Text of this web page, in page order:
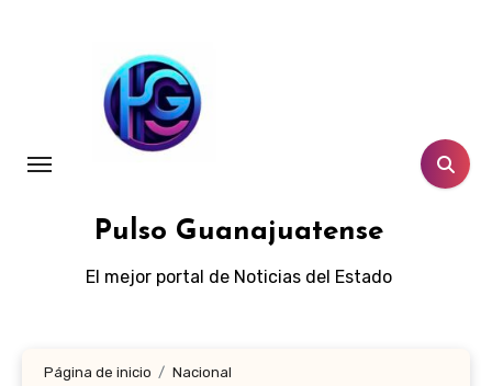
Pulso Guanajuatense
El mejor portal de Noticias del Estado
Página de inicio
Nacional